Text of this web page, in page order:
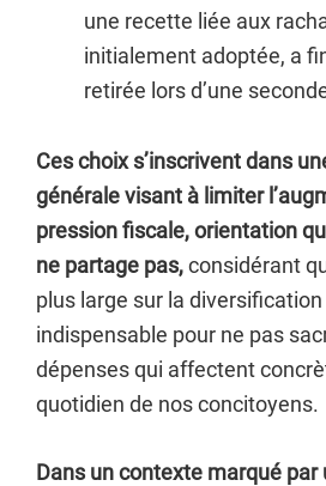
une recette liée aux
initialement adoptée, a
retirée lors d’une
Ces choix s’inscrivent dans
générale visant à limiter
pression fiscale, orientation
ne partage pas,considérant
plus large sur la
indispensable pour ne pas
dépenses qui affectent
quotidien de nos concitoyens.
Dans un contexte marqué par